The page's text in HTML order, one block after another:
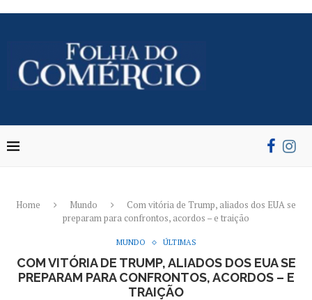
Home Mundo
Com vitória de Trump, aliados dos EUA se
preparam para confrontos, acordos – e traição
MUNDO ÚLTIMAS
COM VITÓRIA DE TRUMP, ALIADOS DOS EUA SE
PREPARAM PARA CONFRONTOS, ACORDOS – E
TRAIÇÃO